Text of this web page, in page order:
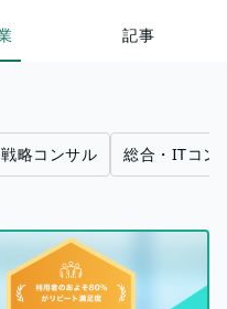
記事
戦略コンサル 総合・ITコン